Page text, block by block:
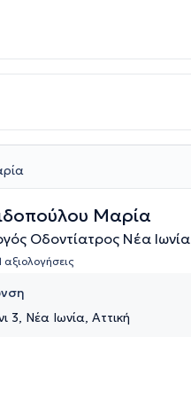
Μαρία
Οδοντίατρος Νέα Ιωνία
αξιολογήσεις
3, Νέα Ιωνία, Αττική